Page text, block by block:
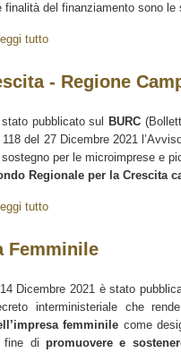
finalità del finanziamento sono
tutto
- Regione
pubblicato sul BURC
118 del 27 Dicembre 2021
per le microimprese e
Regionale per la Crescita
tutto
Femminile
14 Dicembre 2021 è stato
interministeriale che
femminile come
fine di promuovere e